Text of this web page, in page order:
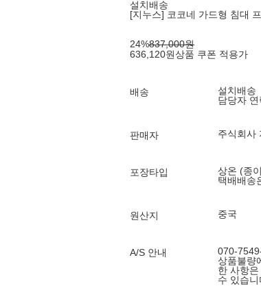
설치배송
[지누스] 코코네 가드형 침대
24%837,000원
636,120원상품 쿠폰 적용가
배송
설치배송
담당자
판매자 주식회사
포장타입
상온 (종
택배배송
원산지 중국
A/S 안내
070-
상품불량
한 사항
수 있습니